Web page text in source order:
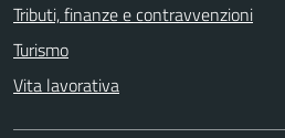
Tributi, finanze e contravvenzioni
Turismo
Vita lavorativa